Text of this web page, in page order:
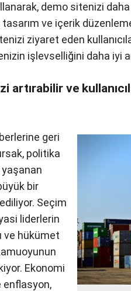
gibi yapay metinler
demo sitenizi
Bu metinler, tasarım
olacaktır. Sitenizi
olursak,
takip